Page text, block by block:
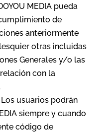
MEDIA pueda
de
anteriormente
otras incluidas
Generales y/o las
con la
Los usuarios podrán
siempre y cuando
código de